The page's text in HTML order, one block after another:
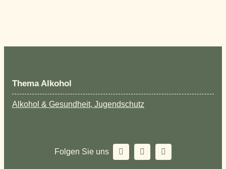
Thema Alkohol
Alkohol & Gesundheit, Jugendschutz
Folgen Sie uns